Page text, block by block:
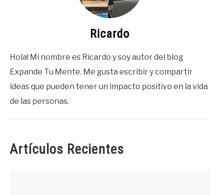
Ricardo
Hola! Mi nombre es Ricardo y soy autor del blog
Expande Tu Mente. Me gusta escribir y compartir
ideas que pueden tener un impacto positivo en la vida
de las personas.
Artículos Recientes